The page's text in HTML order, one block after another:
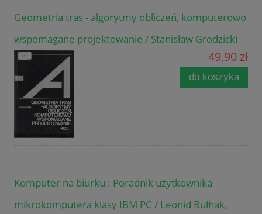
Geometria tras - algorytmy obliczeń, komputerowo
wspomagane projektowanie / Stanisław Grodzicki
49,90 zł
do koszyka
Komputer na biurku : Poradnik użytkownika
mikrokomputera klasy IBM PC / Leonid Bułhak,